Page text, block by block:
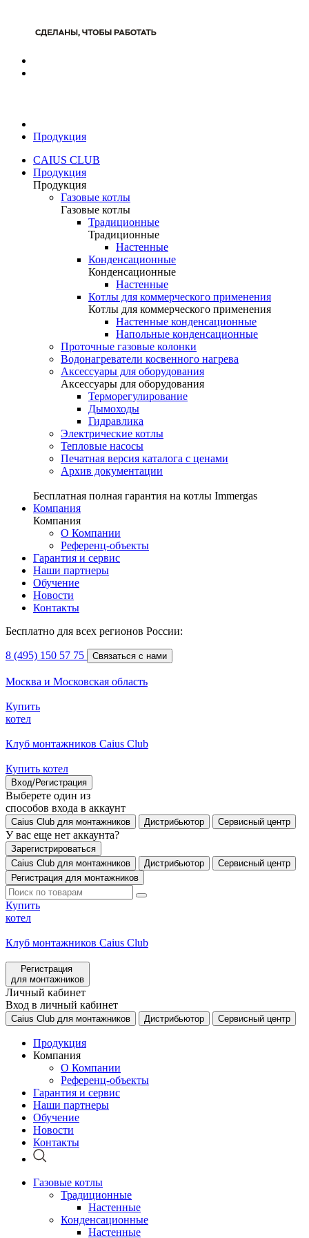
Продукция
CAIUS CLUB
Продукция
Продукция
Газовые котлы
Газовые котлы
Традиционные
Традиционные
Настенные
Конденсационные
Конденсационные
Настенные
Котлы для коммерческого применения
Котлы для коммерческого применения
Настенные конденсационные
Напольные конденсационные
Проточные газовые колонки
Водонагреватели косвенного нагрева
Аксессуары для оборудования
Аксессуары для оборудования
Терморегулирование
Дымоходы
Гидравлика
Электрические котлы
Тепловые насосы
Печатная версия каталога с ценами
Архив документации
Бесплатная полная гарантия на котлы Immergas
Компания
Компания
О Компании
Референц-объекты
Гарантия и сервис
Наши партнеры
Обучение
Новости
Контакты
Бесплатно для всех регионов России:
8 (495) 150 57 75 Связаться с нами
Москва и Московская область
Купить
котел
Клуб монтажников Caius Club
Купить котел
Вход/Регистрация
Выберете один из
способов входа в аккаунт
Caius Club для монтажников Дистрибьютор Сервисный центр
У вас еще нет аккаунта?
Зарегистрироваться
Caius Club для монтажников
Дистрибьютор
Сервисный центр
Регистрация для монтажников
Купить
котел
Клуб монтажников Caius Club
Регистрация
для монтажников
Личный кабинет
Вход в личный кабинет
Caius Club для монтажников Дистрибьютор Сервисный центр
Продукция
Компания
О Компании
Референц-объекты
Гарантия и сервис
Наши партнеры
Обучение
Новости
Контакты
Газовые котлы
Традиционные
Настенные
Конденсационные
Настенные